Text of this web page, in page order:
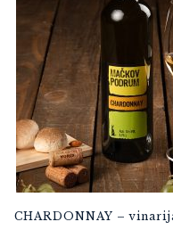
CHARDONNAY –